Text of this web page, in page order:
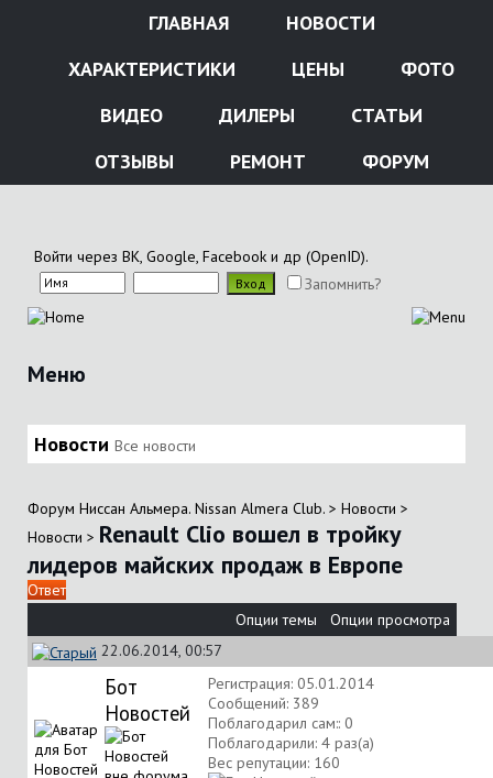
ГЛАВНАЯ
НОВОСТИ
ХАРАКТЕРИСТИКИ
ЦЕНЫ
ФОТО
ВИДЕО
ДИЛЕРЫ
СТАТЬИ
ОТЗЫВЫ
РЕМОНТ ФОРУМ
Войти через ВК, Google, Facebook и др (OpenID).
Запомнить?
Меню
Новости Все новости
Форум Ниссан Альмера. Nissan Almera Club. > Новости >
Новости > Renault Clio вошел в тройку
лидеров майских продаж в Европе
Ответ
Опции темы
Опции просмотра
22.06.2014, 00:57
Бот
Новостей
Регистрация: 05.01.2014
Сообщений: 389
Поблагодарил сам:: 0
Поблагодарили: 4 раз(а)
Вес репутации: 160